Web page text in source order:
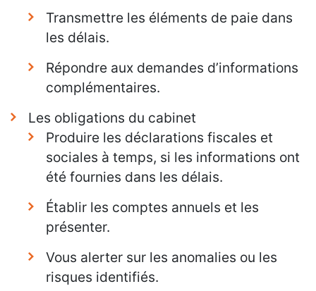
Transmettre les éléments de paie dans
les délais.
Répondre aux demandes d’informations
complémentaires.
Les obligations du cabinet
Produire les déclarations fiscales et
sociales à temps, si les informations ont
été fournies dans les délais.
Établir les comptes annuels et les
présenter.
Vous alerter sur les anomalies ou les
risques identifiés.